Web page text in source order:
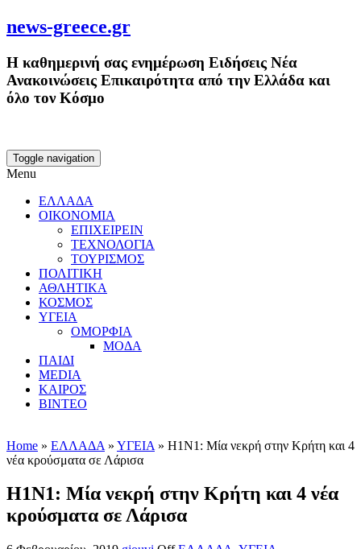
news-greece.gr
Η καθημερινή σας ενημέρωση Ειδήσεις Νέα
Ανακοινώσεις Επικαιρότητα από την Ελλάδα και
όλο τον Κόσμο
Toggle navigation
Menu
ΕΛΛΑΔΑ
ΟΙΚΟΝΟΜΙΑ
ΕΠΙΧΕΙΡΕΙΝ
ΤΕΧΝΟΛΟΓΙΑ
ΤΟΥΡΙΣΜΟΣ
ΠΟΛΙΤΙΚΗ
ΑΘΛΗΤΙΚΑ
ΚΟΣΜΟΣ
ΥΓΕΙΑ
ΟΜΟΡΦΙΑ
ΜΟΔΑ
ΠΑΙΔΙ
MEDIA
ΚΑΙΡΟΣ
ΒΙΝΤΕΟ
Home » ΕΛΛΑΔΑ » ΥΓΕΙΑ » H1N1: Μία νεκρή στην Κρήτη και 4
νέα κρούσματα σε Λάρισα
H1N1: Μία νεκρή στην Κρήτη και 4 νέα
κρούσματα σε Λάρισα